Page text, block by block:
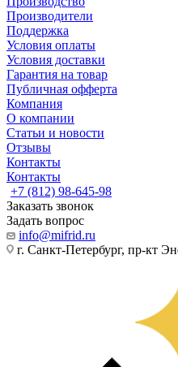
Производители
Поддержка
Условия оплаты
Условия доставки
Гарантия на товар
Публичная офферта
Компания
О компании
Статьи и новости
Отзывы
Контакты
Контакты
+7 (812) 98-645-98
Заказать звонок
Задать вопрос
info@mifrid.ru
г. Санкт-Петербург, пр-кт